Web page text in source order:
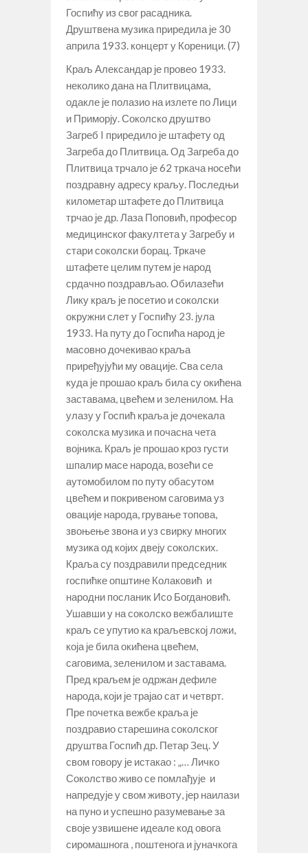
Госпићу из свог расадника.
Друштвена музика приредила је 30
априла 1933. концерт у Кореници. (7)
Краљ Александар је провео 1933.
неколико дана на Плитвицама,
одакле је полазио на излете по Лици
и Приморју. Соколско друштво
Загреб I приредило је штафету од
Загреба до Плитвица. Од Загреба до
Плитвица трчало је 62 тркача носећи
поздравну адресу краљу. Последњи
километар штафете до Плитвица
трчао је др. Лаза Поповић, професор
медицинског факултета у Загребу и
стари соколски борац. Тркаче
штафете целим путем је народ
срдачно поздрављао. Обилазећи
Лику краљ је посетио и соколски
окружни слет у Госпићу 23. јула
1933. На путу до Госпића народ је
масовно дочекивао краља
приређујући му овације. Сва села
куда је прошао краљ била су окићена
заставама, цвећем и зеленилом. На
улазу у Госпић краља је дочекала
соколска музика и почасна чета
војника. Краљ је прошао кроз густи
шпалир масе народа, возећи се
аутомобилом по путу обасутом
цвећем и покривеном саговима уз
овације народа, грување топова,
звоњење звона и уз свирку многих
музика од којих двеју соколских.
Краља су поздравили председник
госпићке општине Колаковић и
народни посланик Исо Богдановић.
Ушавши у на соколско вежбалиште
краљ се упутио ка краљевској ложи,
која је била окићена цвећем,
саговима, зеленилом и заставама.
Пред краљем је одржан дефиле
народа, који је трајао сат и четврт.
Пре почетка вежбе краља је
поздравио старешина соколског
друштва Госпић др. Петар Зец. У
свом говору је истакао : „… Личко
Соколство живо се помлађује и
напредује у свом животу, јер наилази
на пуно и успешно разумевање за
своје узвишене идеале код овога
сиромашнога , поштенога и јуначкога